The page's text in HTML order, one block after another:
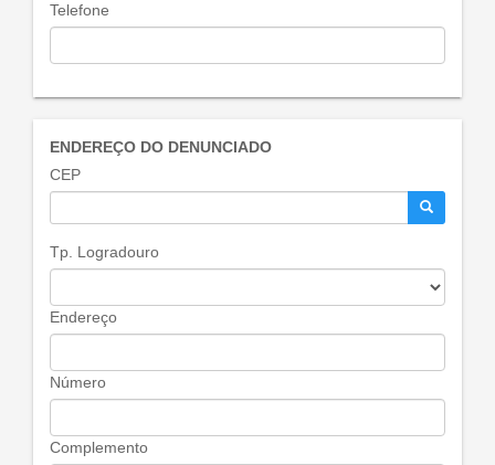
Telefone
ENDEREÇO DO DENUNCIADO
CEP
Tp. Logradouro
Endereço
Número
Complemento